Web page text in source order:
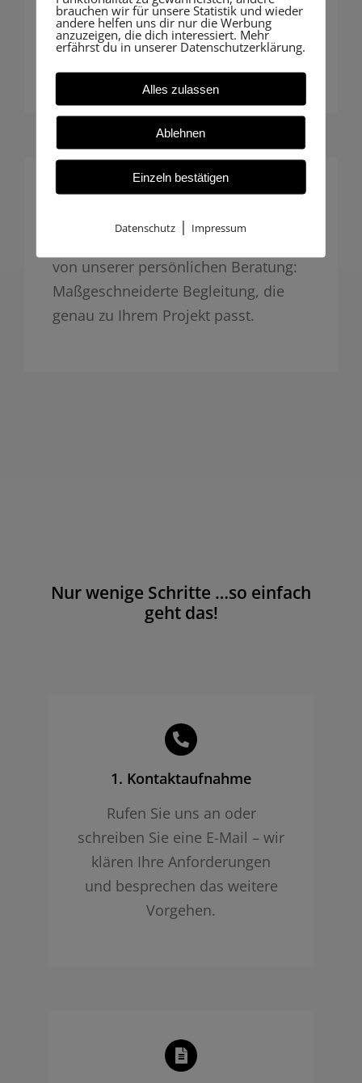
nachvollziehbare Dokumentation für
Behörden oder Bauakte – digital und
zukunftssicher.
von unserer persönlichen Beratung:
Maßgeschneiderte Begleitung, die
genau zu Ihrem Projekt passt.
Nur wenige Schritte …so einfach
geht das!
1. Kontaktaufnahme
Rufen Sie uns an oder
schreiben Sie eine E-Mail – wir
klären Ihre Anforderungen
und besprechen das weitere
Vorgehen.
brauchen wir für unsere Statistik und wieder
andere helfen uns dir nur die Werbung
anzuzeigen, die dich interessiert. Mehr
erfährst du in unserer Datenschutzerklärung.
Alles zulassen
Ablehnen
Einzeln bestätigen
Datenschutz | Impressum